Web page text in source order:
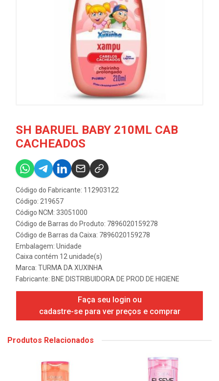
SH BARUEL BABY 210ML CAB
CACHEADOS
Código do Fabricante: 112903122
Código: 219657
Código NCM: 33051000
Código de Barras do Produto: 7896020159278
Código de Barras da Caixa: 7896020159278
Embalagem: Unidade
Caixa contém 12 unidade(s)
Marca: TURMA DA XUXINHA
Fabricante: BNE DISTRIBUIDORA DE PROD DE HIGIENE
Faça seu login ou
cadastre-se para ver preços e comprar
Produtos Relacionados